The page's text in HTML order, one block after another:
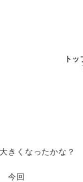
ト
きくなったかな？